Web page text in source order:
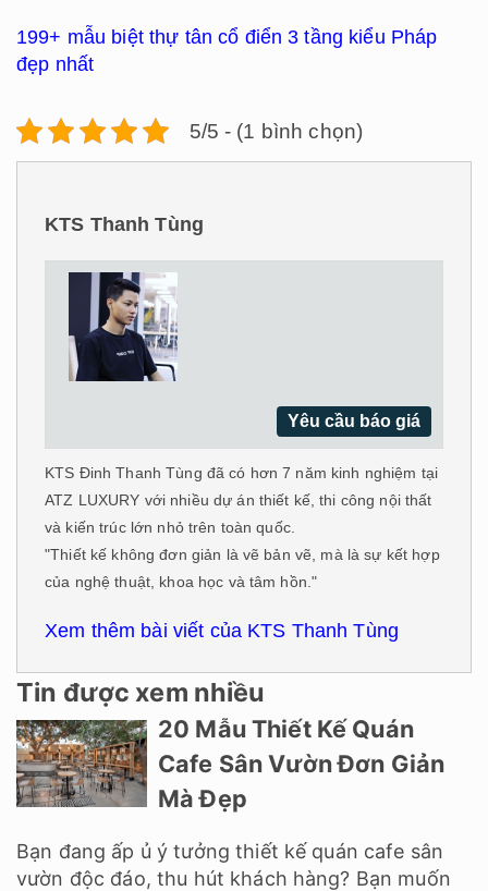
199+ mẫu biệt thự tân cổ điển 3 tầng kiểu Pháp
đẹp nhất
5/5 - (1 bình chọn)
KTS Thanh Tùng
Yêu cầu báo giá
KTS Đinh Thanh Tùng đã có hơn 7 năm kinh nghiệm tại
ATZ LUXURY với nhiều dự án thiết kế, thi công nội thất
và kiến trúc lớn nhỏ trên toàn quốc.
"Thiết kế không đơn giản là vẽ bản vẽ, mà là sự kết hợp
của nghệ thuật, khoa học và tâm hồn."
Xem thêm bài viết của KTS Thanh Tùng
Tin được xem nhiều
20 Mẫu Thiết Kế Quán
Cafe Sân Vườn Đơn Giản
Mà Đẹp
Bạn đang ấp ủ ý tưởng thiết kế quán cafe sân
vườn độc đáo, thu hút khách hàng? Bạn muốn